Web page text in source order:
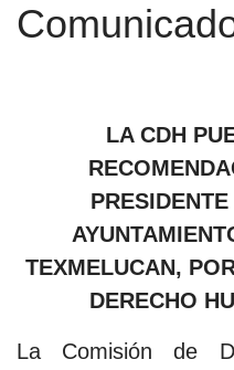
LA CDH
TEXMELUCAN,
DERECHO
La Comisión de